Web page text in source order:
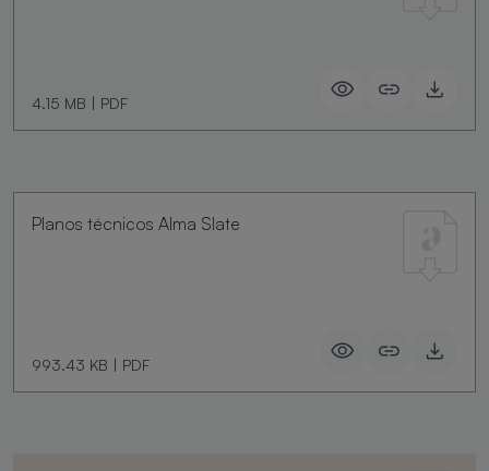
4.15 MB | PDF
Planos técnicos Alma Slate
993.43 KB | PDF